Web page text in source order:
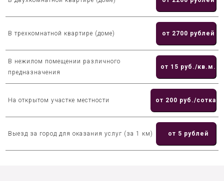
В трехкомнатной квартире (доме) от 2700 рублей
В нежилом помещении различного
предназначения
от 15 руб./кв.м.
На открытом участке местности от 200 руб./сотка
Выезд за город для оказания услуг (за 1 км) от 5 рублей